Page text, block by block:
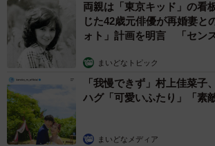
両親は「東京キッド」の
じた42歳元俳優が再婚妻と
ォト」計画を明言 「セン
まいどなトピック
「我慢できず」村上佳菜子
ハグ「可愛いふたり」「素
まいどなメディア